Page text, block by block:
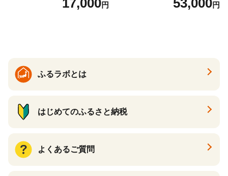
の香り ダブル 12ロール×6パ円
常備品 日用雑貨 消耗品 生活
円
ふるラボとは
はじめてのふるさと納税
よくあるご質問